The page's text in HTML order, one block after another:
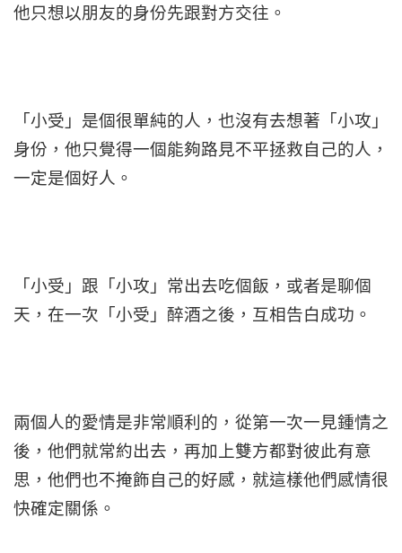
他只想以朋友的身份先跟對方交往。
「小受」是個很單純的人，也沒有去想著「小攻」
身份，他只覺得一個能夠路見不平拯救自己的人，
一定是個好人。
「小受」跟「小攻」常出去吃個飯，或者是聊個
天，在一次「小受」醉酒之後，互相告白成功。
兩個人的愛情是非常順利的，從第一次一見鍾情之
後，他們就常約出去，再加上雙方都對彼此有意
思，他們也不掩飾自己的好感，就這樣他們感情很
快確定關係。